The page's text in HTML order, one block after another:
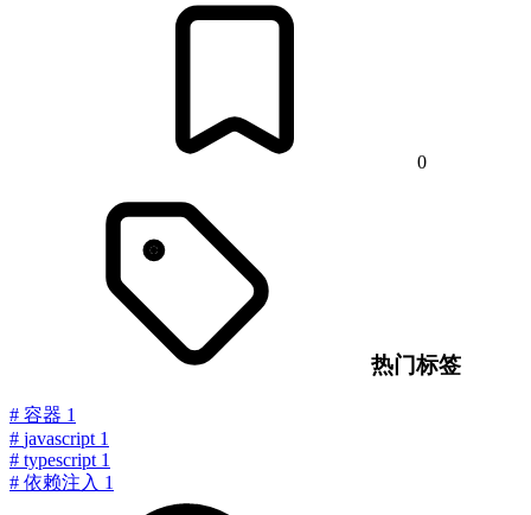
0
热门标签
# 容器 1
# javascript 1
# typescript 1
# 依赖注入 1